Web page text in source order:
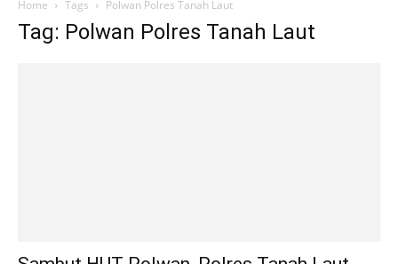
Home Tags Polwan Polres Tanah Laut
Tag: Polwan Polres Tanah Laut